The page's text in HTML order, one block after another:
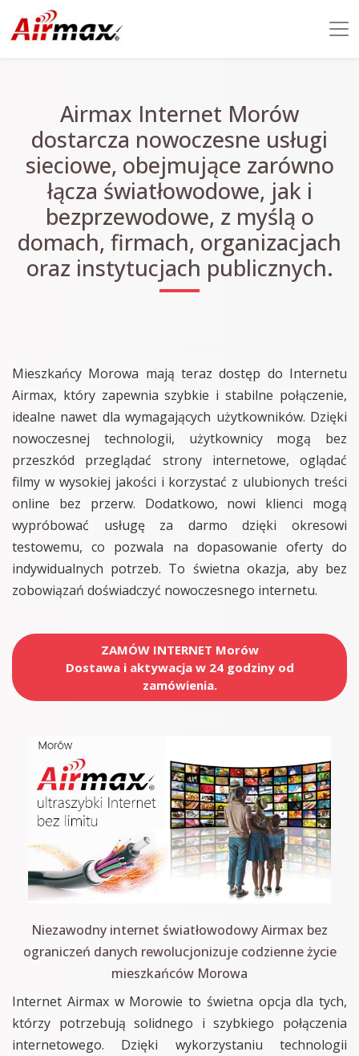
Airmax Internet Morów
dostarcza nowoczesne usługi
sieciowe, obejmujące zarówno
łącza światłowodowe, jak i
bezprzewodowe, z myślą o
domach, firmach, organizacjach
oraz instytucjach publicznych.
Mieszkańcy Morowa mają teraz dostęp do Internetu
Airmax, który zapewnia szybkie i stabilne połączenie,
idealne nawet dla wymagających użytkowników. Dzięki
nowoczesnej technologii, użytkownicy mogą bez
przeszkód przeglądać strony internetowe, oglądać
filmy w wysokiej jakości i korzystać z ulubionych treści
online bez przerw. Dodatkowo, nowi klienci mogą
wypróbować usługę za darmo dzięki okresowi
testowemu, co pozwala na dopasowanie oferty do
indywidualnych potrzeb. To świetna okazja, aby bez
zobowiązań doświadczyć nowoczesnego internetu.
ZAMÓW INTERNET Morów
Dostawa i aktywacja w 24 godziny od
zamówienia.
Niezawodny internet światłowodowy Airmax bez
ograniczeń danych rewolucjonizuje codzienne życie
mieszkańców Morowa
Internet Airmax w Morowie to świetna opcja dla tych,
którzy potrzebują solidnego i szybkiego połączenia
internetowego. Dzięki wykorzystaniu technologii